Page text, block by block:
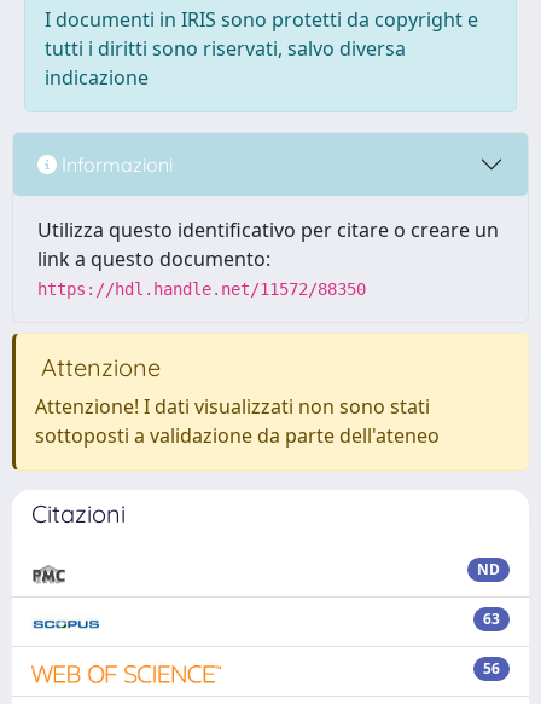
I documenti in IRIS sono protetti da copyright e
tutti i diritti sono riservati, salvo diversa
indicazione
Informazioni
Utilizza questo identificativo per citare o creare un
link a questo documento:
https://hdl.handle.net/11572/88350
Attenzione
Attenzione! I dati visualizzati non sono stati
sottoposti a validazione da parte dell'ateneo
Citazioni
ND
63
56